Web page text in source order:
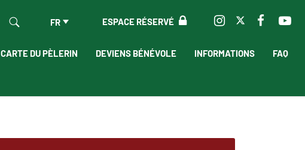
ESPACE RÉSERVÉ
FR
CARTE DU PÈLERIN DEVIENS BÉNÉVOLE INFORMATIONS FAQ